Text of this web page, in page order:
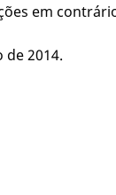
em
de 2014.